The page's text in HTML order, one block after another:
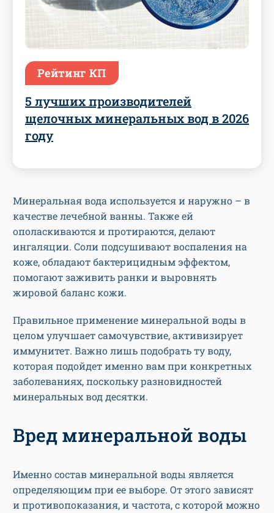
Рейтинг КП
5 лучших производителей
щелочных минеральных вод в 2026
году
Минеральная вода используется и наружно – в
качестве лечебной ванны. Также ей
ополаскиваются и протираются, делают
ингаляции. Соли подсушивают воспаления на
коже, обладают бактерицидным эффектом,
помогают заживить ранки и выровнять
жировой баланс кожи.
Правильное применение минеральной воды в
целом улучшает самочувствие, активизирует
иммунитет. Важно лишь подобрать ту воду,
которая подойдет именно вам при конкретных
заболеваниях, поскольку разновидностей
минеральных вод десятки.
Вред минеральной воды
Именно состав минеральной воды является
определяющим при ее выборе. От этого зависят
и противопоказания, и частота, с которой можно